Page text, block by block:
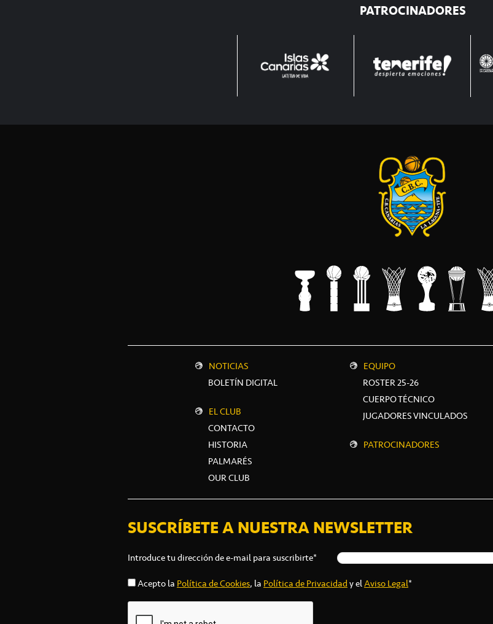
PATROCINADORES
NOTICIAS
BOLETÍN DIGITAL
EL CLUB
CONTACTO
HISTORIA
PALMARÉS
OUR CLUB
EQUIPO
ROSTER 25-26
CUERPO TÉCNICO
JUGADORES VINCULADOS
PATROCINADORES
SUSCRÍBETE A NUESTRA NEWSLETTER
Introduce tu dirección de e-mail para suscribirte*
Acepto la Política de Cookies, la Política de Privacidady elAviso Legal*